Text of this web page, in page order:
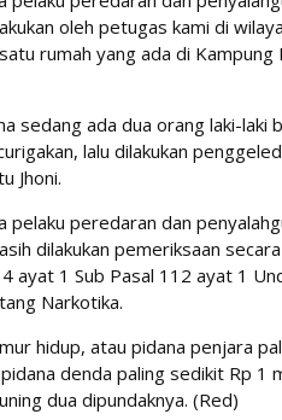
oleh petugas kami di
rumah yang ada di Kampung
sedang ada dua orang laki-laki
lalu dilakukan
Jhoni.
peredaran dan
dilakukan pemeriksaan
ayat 1 Sub Pasal 112 ayat 1
Narkotika.
hidup, atau pidana penjara
denda paling sedikit Rp 1
dua dipundaknya. (Red)